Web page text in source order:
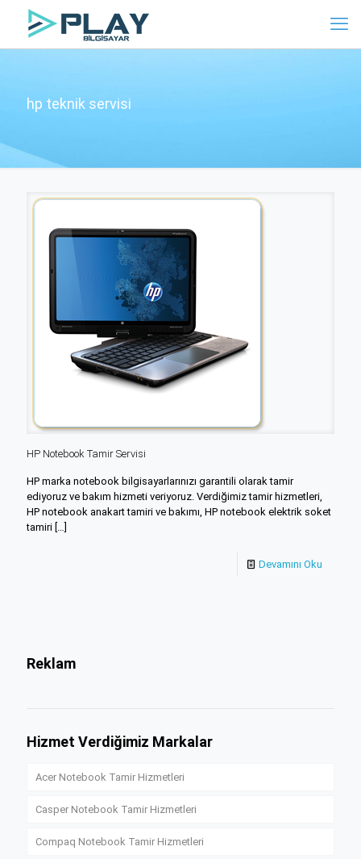
hp teknik servisi
HP Notebook Tamir Servisi
HP marka notebook bilgisayarlarınızı garantili olarak tamir
ediyoruz ve bakım hizmeti veriyoruz. Verdiğimiz tamir hizmetleri,
HP notebook anakart tamiri ve bakımı, HP notebook elektrik soket
tamiri
Devamını Oku
Reklam
Hizmet Verdiğimiz Markalar
Acer Notebook Tamir Hizmetleri
Casper Notebook Tamir Hizmetleri
Compaq Notebook Tamir Hizmetleri